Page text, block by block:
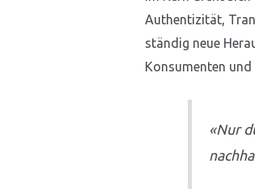
Authentizität,
ständig neue
Konsumenten
«Nur